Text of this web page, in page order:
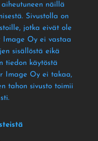
näillä
. Sivustolla on
, jotka eivät ole
Image Oy ei vastaa
sisällöstä eikä
tiedon käytöstä
Image Oy ei takaa,
tahon sivusto toimii
.